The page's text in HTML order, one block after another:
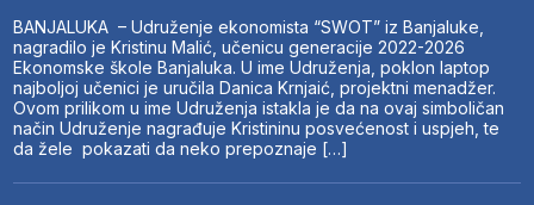
BANJALUKA – Udruženje ekonomista “SWOT” iz Banjaluke,
nagradilo je Kristinu Malić, učenicu generacije 2022-2026
Ekonomske škole Banjaluka. U ime Udruženja, poklon laptop
najboljoj učenici je uručila Danica Krnjaić, projektni menadžer.
Ovom prilikom u ime Udruženja istakla je da na ovaj simboličan
način Udruženje nagrađuje Kristininu posvećenost i uspjeh, te
da žele pokazati da neko prepoznaje […]